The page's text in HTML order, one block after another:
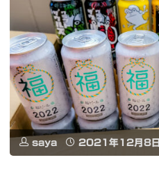
イ
ラ
ス
ト
展"
が
よ
く
分
か
saya 2021年12月8日